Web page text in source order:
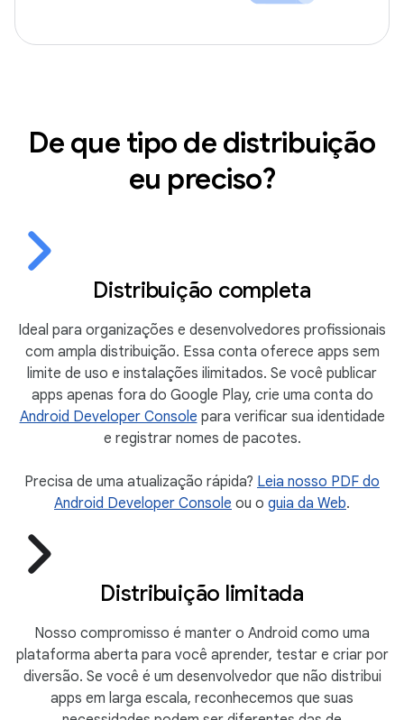
De que tipo de distribuição
eu preciso?
Distribuição completa
Ideal para organizações e desenvolvedores profissionais
com ampla distribuição. Essa conta oferece apps sem
limite de uso e instalações ilimitados. Se você publicar
apps apenas fora do Google Play, crie uma conta do
Android Developer Console para verificar sua identidade
e registrar nomes de pacotes.
Precisa de uma atualização rápida? Leia nosso PDF do
Android Developer Console ou o guia da Web.
Distribuição limitada
Nosso compromisso é manter o Android como uma
plataforma aberta para você aprender, testar e criar por
diversão. Se você é um desenvolvedor que não distribui
apps em larga escala, reconhecemos que suas